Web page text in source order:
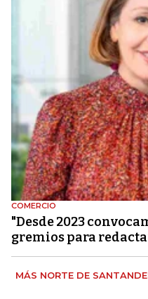
COMERCIO
"Desde 2023
gremios para
MÁS NORTE DE